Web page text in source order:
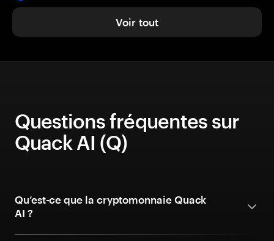
Voir tout
Questions fréquentes sur
Quack AI (Q)
Qu’est-ce que la cryptomonnaie Quack
AI ?